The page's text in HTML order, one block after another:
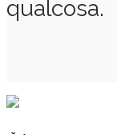
qualcosa.